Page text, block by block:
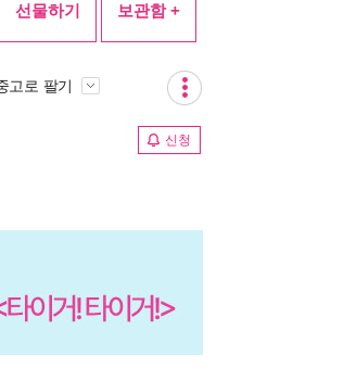
선물하기 보관함 +
고로 팔기
신청